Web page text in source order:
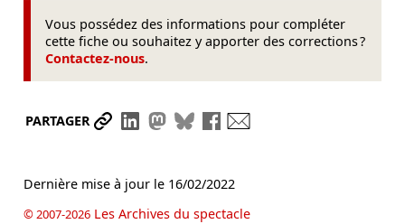
Vous possédez des informations pour compléter
cette fiche ou souhaitez y apporter des corrections ?
Contactez-nous.
PARTAGER Partager le lien
Partager sur LinkedIn
Partager sur Mastodon
Partager sur Bluesky
Partager sur Facebook
Dernière mise à jour le 16/02/2022
© 2007-2026Les Archives du spectacle